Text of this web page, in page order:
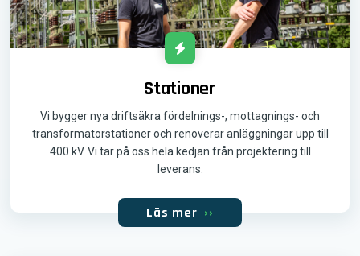
Stationer
Vi bygger nya driftsäkra fördelnings-, mottagnings- och
transformatorstationer och renoverar anläggningar upp till
400 kV. Vi tar på oss hela kedjan från projektering till
leverans.
Läs mer ››